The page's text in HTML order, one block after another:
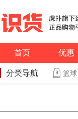
首页 优惠
分类导航 篮球